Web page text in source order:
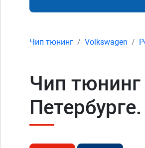
Чип тюнинг Volkswagen
Чип тюнинг
Петербурге.